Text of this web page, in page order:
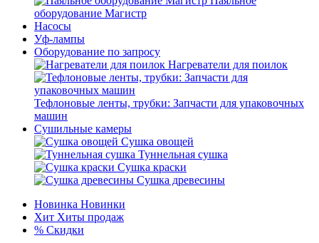
оборудование Магистр
Насосы
Уф-лампы
Оборудование по запросу
Нагреватели для поилок
Тефлоновые ленты, трубки: Запчасти для упаковочных
машин
Сушильные камеры
Сушка овощей
Туннельная сушка
Сушка краски
Сушка древесины
Новинка Новинки
Хит Хиты продаж
% Скидки